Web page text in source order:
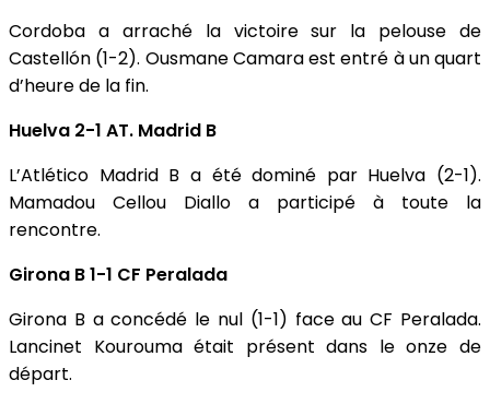
Cordoba a arraché la victoire sur la pelouse de
Castellón (1-2). Ousmane Camara est entré à un quart
d’heure de la fin.
Huelva 2-1 AT. Madrid B
L’Atlético Madrid B a été dominé par Huelva (2-1).
Mamadou Cellou Diallo a participé à toute la
rencontre.
Girona B 1-1 CF Peralada
Girona B a concédé le nul (1-1) face au CF Peralada.
Lancinet Kourouma était présent dans le onze de
départ.